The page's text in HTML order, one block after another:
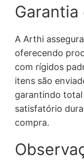
A Arthi
oferecendo
com rígidos
itens são
garantindo
satisfatório
compra.